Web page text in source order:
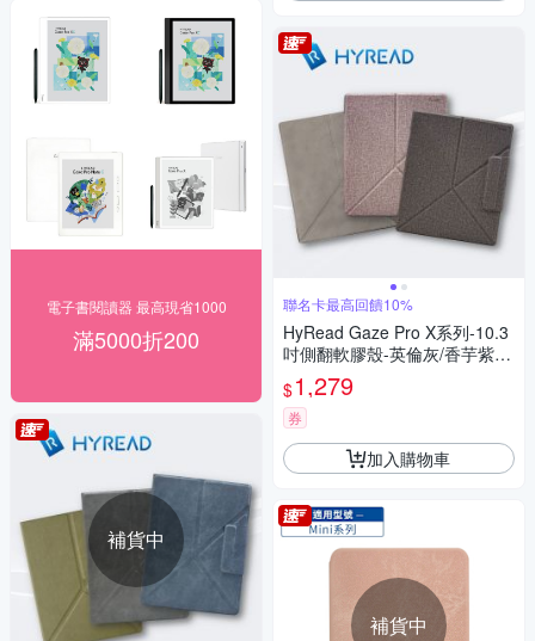
電子書閱讀器 最高現省1000
滿5000折200
補貨中
聯名卡最高回饋10%
HyRead Gaze Pro X系列-10.3
吋側翻軟膠殼-英倫灰/香芋紫/
雅灰
$1,279
券
加入購物車
補貨中